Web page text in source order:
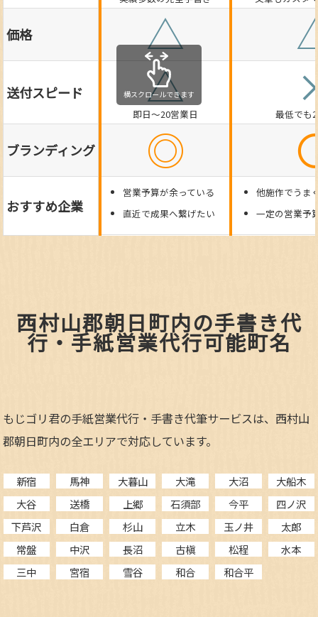
価格 △
送付スピード △
即日～20営業日 最低でも
ブランディング ◎
おすすめ企業
営業予算が余っている
直近で成果へ繋げたい
他施作でうま
一定の営業予
西村山郡朝日町内の手書き代
行・手紙営業代行可能町名
もじゴリ君の手紙営業代行・手書き代筆サービスは、西村山
郡朝日町内の全エリアで対応しています。
新宿 馬神 大暮山 大滝 大沼
大船木
大谷
送橋 上郷 石須部 今平
四ノ沢
下芦沢
白倉 杉山 立木 玉ノ井
太郎
常盤
中沢 長沼 古槇 松程
水本
三中
宮宿 雪谷 和合 和合平